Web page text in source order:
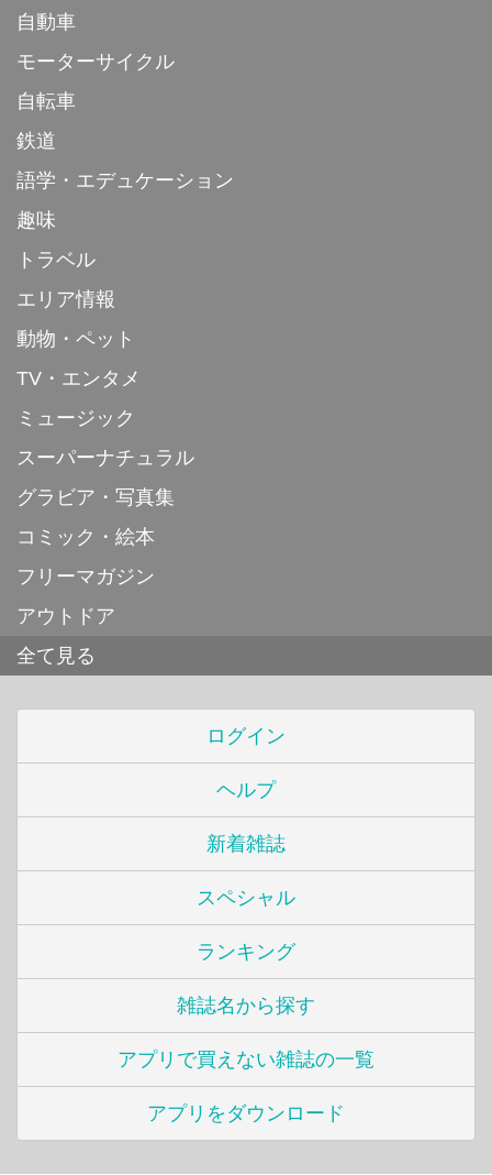
自動車
モーターサイクル
自転車
鉄道
語学・エデュケーション
趣味
トラベル
エリア情報
動物・ペット
TV・エンタメ
ミュージック
スーパーナチュラル
グラビア・写真集
コミック・絵本
フリーマガジン
アウトドア
全て見る
ログイン
ヘルプ
新着雑誌
スペシャル
ランキング
雑誌名から探す
アプリで買えない雑誌の一覧
アプリをダウンロード